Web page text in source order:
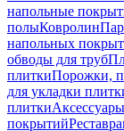
напольные
полыКовролин
напольных
обводы для труб
плиткиПорожки,
для укладки
плитки
покрытий